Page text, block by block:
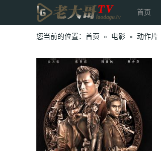
首页
您当前的位置： 首页 » 电影 » 动作片